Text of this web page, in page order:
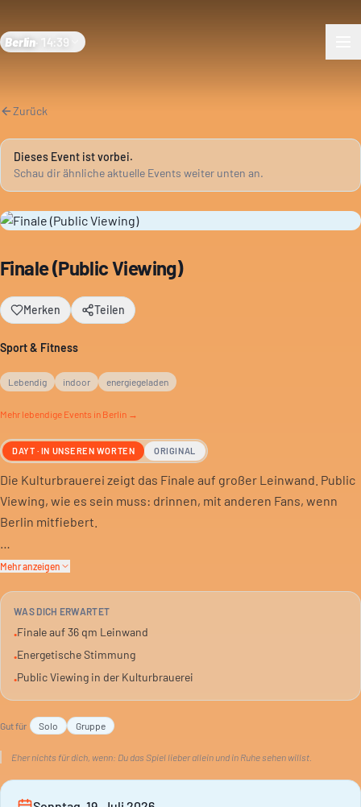
Berlin 14:39
Zurück
Dieses Event ist vorbei.
Schau dir ähnliche aktuelle Events weiter unten an.
Finale (Public Viewing)
Merken Teilen
Sport & Fitness
Lebendig indoor energiegeladen
Mehr lebendige Events in Berlin →
DAYT · IN UNSEREN WORTEN ORIGINAL
Die Kulturbrauerei zeigt das Finale auf großer Leinwand. Public
Viewing, wie es sein muss: drinnen, mit anderen Fans, wenn
Berlin mitfiebert.
Sport und Stimmung treffen sich hier. Du bist mittendrin, wenn
Für 5 Euro bist du dabei. Wer das Spiel nicht allein sehen will, ist
hier richtig. Energetisch und lebhaft wird es auf jeden Fall.
Mehr anzeigen
WAS DICH ERWARTET
•Finale auf 36 qm Leinwand
•Energetische Stimmung
•Public Viewing in der Kulturbrauerei
Gut für Solo Gruppe
Eher nichts für dich, wenn: Du das Spiel lieber allein und in Ruhe sehen willst.